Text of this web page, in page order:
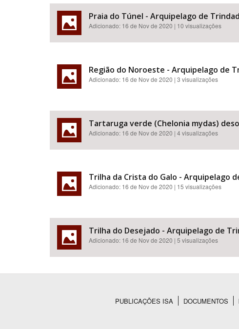
Praia do Túnel - Arquipelago de
Adicionado: 16 de Nov de 2020 | 10 visualizações
Região do Noroeste - Arquipelago de
Adicionado: 16 de Nov de 2020 | 3 visualizações
Tartaruga verde (Chelonia mydas)
Adicionado: 16 de Nov de 2020 | 4 visualizações
Trilha da Crista do Galo - Arquipelago
Adicionado: 16 de Nov de 2020 | 15 visualizações
Trilha do Desejado - Arquipelago de
Adicionado: 16 de Nov de 2020 | 5 visualizações
PUBLICAÇÕES ISA DOCUMENTOS